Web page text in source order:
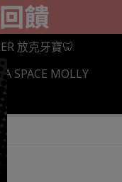
放克牙寶🦷
SPACE MOLLY